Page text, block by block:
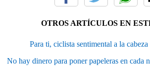
OTROS ARTÍCULOS EN
Para ti, ciclista sentimental a la
No hay dinero para poner papeleras en cada